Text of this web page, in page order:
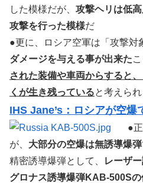
した模様だが、 攻撃ヘリは低
攻撃を行った模様だ
●更に、ロシア空軍は「攻撃対
ダメージを与える事が出来た
された装備や車両からすると
くが生き残っていると考えられ
IHS Jane’s：ロシアが空爆
●
が、 大部分の空爆は無誘導爆弾
精密誘導爆弾として、
レーザ
グロナス誘導爆弾KAB-500Sの